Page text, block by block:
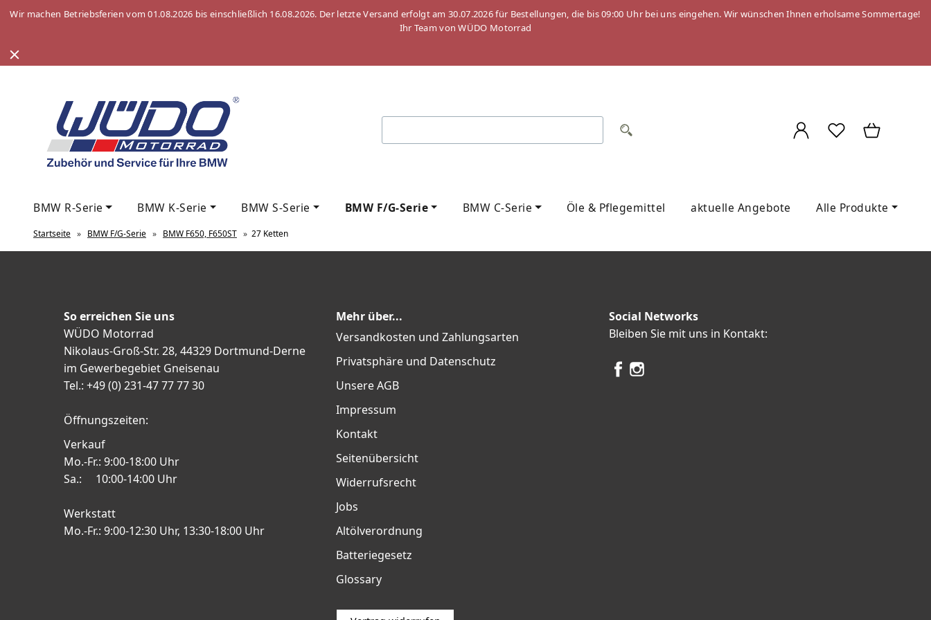
Wir machen Betriebsferien vom 01.08.2026 bis einschließlich 16.08.2026. Der letzte Versand erfolgt am 30.07.2026 für Bestellungen, die bis 09:00 Uhr bei uns eingehen. Wir wünschen Ihnen erholsame Sommertage!
Ihr Team von WÜDO Motorrad
BMW R-Serie BMW K-Serie BMW S-Serie BMW F/G-Serie BMW C-Serie Öle & Pflegemittel aktuelle Angebote Alle Produkte
Startseite » BMW F/G-Serie » BMW F650, F650ST » 27 Ketten
So erreichen Sie uns
WÜDO Motorrad
Nikolaus-Groß-Str. 28, 44329 Dortmund-Derne
im Gewerbegebiet Gneisenau
Tel.: +49 (0) 231-47 77 77 30
Öffnungszeiten:
Verkauf
Mo.-Fr.: 9:00-18:00 Uhr
Sa.: 10:00-14:00 Uhr
Werkstatt
Mo.-Fr.: 9:00-12:30 Uhr, 13:30-18:00 Uhr
Mehr über...
Versandkosten und Zahlungsarten
Privatsphäre und Datenschutz
Unsere AGB
Impressum
Kontakt
Seitenübersicht
Widerrufsrecht
Jobs
Altölverordnung
Batteriegesetz
Glossary
Social Networks
Bleiben Sie mit uns in Kontakt: